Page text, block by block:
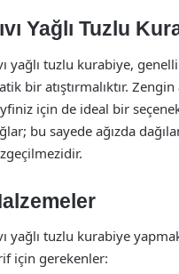
Yağlı Tuzlu
yağlı tuzlu kurabiye,
bir atıştırmalıktır.
için de ideal bir
bu sayede ağızda
yağlı tuzlu kurabiye
için gerekenler: